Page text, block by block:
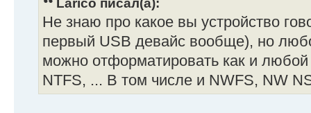
Не знаю про какое вы устройство
первый USB девайс вообще), но
можно отформатировать как и любой
NTFS, ... В том числе и NWFS, NW